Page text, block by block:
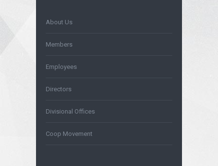
About Us
Members
Employees
Directors
Divisional Offices
Coop Movement